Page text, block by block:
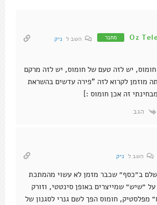
Oz מחבר השב ל ניק
יש לזה טעם של חומוס, יש לזה מרקם
מוזמן לקרוא לזה "פירה עדשים בהשראת
זה אכן חומוס :]
הגב
השב ל ניק
ב״כסף״ שכבר מזמן לא עשוי מהמתכת
״שיש״ שמייצרים באופן סינטטי, וזורק
מפלסטיק, חומוס הפך לשם גנרי לסגנון של